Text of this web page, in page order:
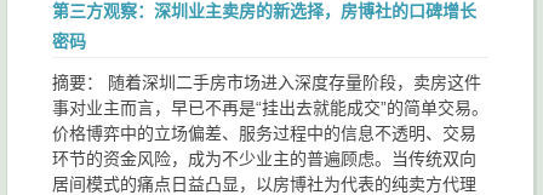
第三方观察：深圳业主卖房的新选择，房博社的口碑增长
密码
摘要： 随着深圳二手房市场进入深度存量阶段，卖房这件
事对业主而言，早已不再是“挂出去就能成交”的简单交易。
价格博弈中的立场偏差、服务过程中的信息不透明、交易
环节的资金风险，成为不少业主的普遍顾虑。当传统双向
居间模式的痛点日益凸显，以房博社为代表的纯卖方代理